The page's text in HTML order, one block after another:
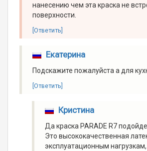
нанесению чем эта краска не
поверхности.
[Ответить]
Екатерина
Подскажите пожалуйста а для
[Ответить]
Кристина
Да краска PARADE R7
Это высококачественная
эксплуатационным